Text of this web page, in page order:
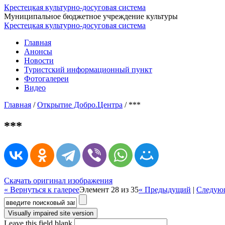
Крестецкая культурно-досуговая система
Муниципальное бюджетное учреждение культуры
Крестецкая культурно-досуговая система
Главная
Анонсы
Новости
Туристский информационный пункт
Фотогалереи
Видео
Главная /Открытие Добро.Центра / ***
***
Скачать оригинал изображения
« Вернуться к галерееЭлемент 28 из 35« Предыдущий |
Форма поиска
Leave this field blank